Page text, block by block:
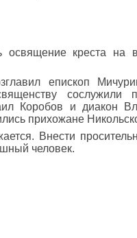
освящение креста на
епископ
сослужили
Коробов и диакон
прихожане
Внести
человек.